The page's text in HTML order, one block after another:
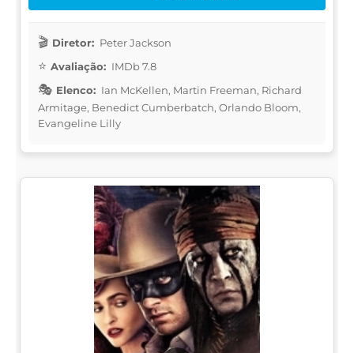
Diretor: Peter Jackson
Avaliação: IMDb 7.8
Elenco: Ian McKellen, Martin Freeman, Richard
Armitage, Benedict Cumberbatch, Orlando Bloom,
Evangeline Lilly